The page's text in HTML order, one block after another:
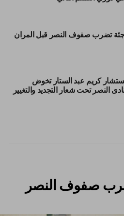
تضرب صفوف النصر قبل المران
كريم عبد الستار تخوض
النصر تحت شعار التجديد والتغيير
صفوف النصر